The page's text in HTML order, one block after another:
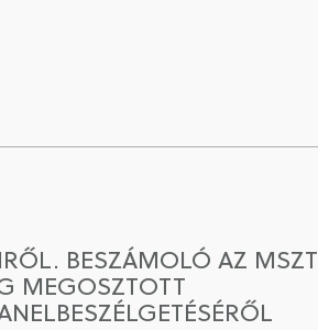
BESZÁMOLÓ AZ MSZT
MEGOSZTOTT